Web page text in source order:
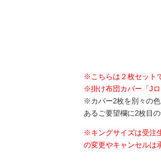
※こちらは２枚セット
※掛け布団カバー「Jロ
※カバー2枚を別々の
あるご要望欄に2枚目
※キングサイズは受注
の変更やキャンセルは